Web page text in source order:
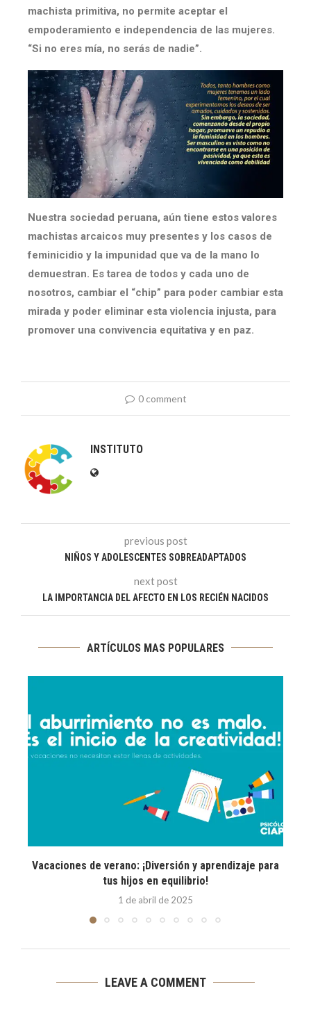
machista primitiva, no permite aceptar el
empoderamiento e independencia de las mujeres.
“Si no eres mía, no serás de nadie”.
Nuestra sociedad peruana, aún tiene estos valores
machistas arcaicos muy presentes y los casos de
feminicidio y la impunidad que va de la mano lo
demuestran. Es tarea de todos y cada uno de
nosotros, cambiar el “chip” para poder cambiar esta
mirada y poder eliminar esta violencia injusta, para
promover una convivencia equitativa y en paz.
0 comment
INSTITUTO
previous post
NIÑOS Y ADOLESCENTES SOBREADAPTADOS
next post
LA IMPORTANCIA DEL AFECTO EN LOS RECIÉN NACIDOS
ARTÍCULOS MAS POPULARES
Vacaciones de verano: ¡Diversión y aprendizaje para
tus hijos en equilibrio!
1 de abril de 2025
LEAVE A COMMENT